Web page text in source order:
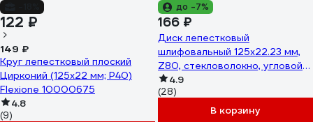
122 ₽
149 ₽
Круг лепестковый плоский
Цирконий (125x22 мм; Р40)
Flexione 10000675
4.8
(9)
до -7%
166 ₽
Диск лепестковый
шлифовальный 125x22.23 мм,
Z80, стекловолокно, угловой
Makita D-63806
4.9
(28)
В корзину